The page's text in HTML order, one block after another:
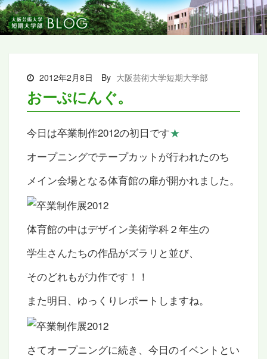
2012年2月8日 By 大阪芸術大学短期大学部
おーぷにんぐ。
今日は卒業制作2012の初日です★
オープニングでテープカットが行われたのち
メイン会場となる体育館の扉が開かれました。
体育館の中はデザイン美術学科２年生の
学生さんたちの作品がズラリと並び、
そのどれもが力作です！！
また明日、ゆっくりレポートしますね。
さてオープニングに続き、今日のイベントとい